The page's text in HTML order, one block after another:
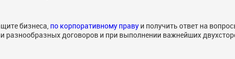
бизнеса, по корпоративному праву и получить ответ на
договоров и при выполнении важнейших